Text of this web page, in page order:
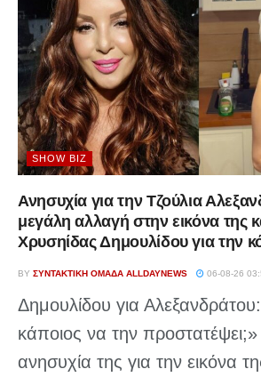
SHOW BIZ
Ανησυχία για την Τζούλια
μεγάλη αλλαγή στην εικόνα της
Χρυσηίδας Δημουλίδου για την
BY ΣΥΝΤΑΚΤΙΚΉ ΟΜΆΔΑ ALLDAYNEWS 06-08-26
Δημουλίδου για
κάποιος να την
ανησυχία της για την εικόνα